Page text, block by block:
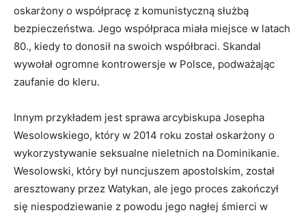
oskarżony o współpracę z komunistyczną służbą
bezpieczeństwa. Jego współpraca miała miejsce w latach
80., kiedy to donosił na swoich współbraci. Skandal
wywołał ogromne kontrowersje w Polsce, podważając
zaufanie do kleru.
Innym przykładem jest sprawa arcybiskupa Josepha
Wesolowskiego, który w 2014 roku został oskarżony o
wykorzystywanie seksualne nieletnich na Dominikanie.
Wesolowski, który był nuncjuszem apostolskim, został
aresztowany przez Watykan, ale jego proces zakończył
się niespodziewanie z powodu jego nagłej śmierci w